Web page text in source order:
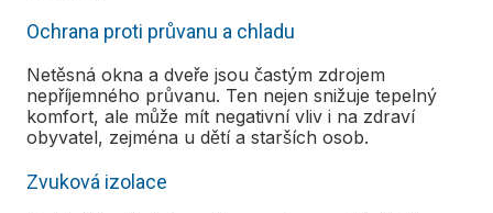
Ochrana proti průvanu a chladu
Netěsná okna a dveře jsou častým zdrojem
nepříjemného průvanu. Ten nejen snižuje tepelný
komfort, ale může mít negativní vliv i na zdraví
obyvatel, zejména u dětí a starších osob.
Zvuková izolace